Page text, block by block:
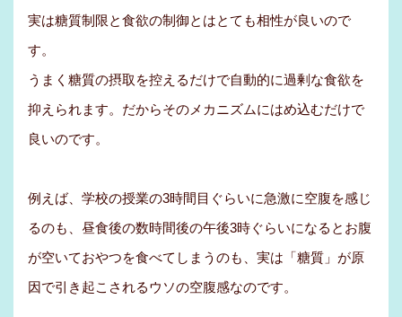
実は糖質制限と食欲の制御とはとても相性が良いので
す。
うまく糖質の摂取を控えるだけで自動的に過剰な食欲を
抑えられます。だからそのメカニズムにはめ込むだけで
良いのです。
例えば、学校の授業の3時間目ぐらいに急激に空腹を感じ
るのも、昼食後の数時間後の午後3時ぐらいになるとお腹
が空いておやつを食べてしまうのも、実は「糖質」が原
因で引き起こされるウソの空腹感なのです。